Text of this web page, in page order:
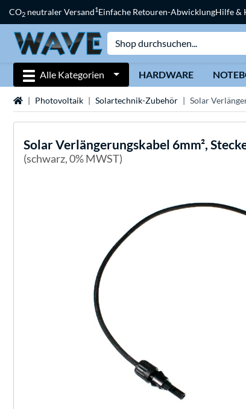
CO2 neutraler Versand1Einfache Retouren-AbwicklungHilfe &
Alle Kategorien HARDWARE
StartseitePhotovoltaik Solartechnik-Zubehör Solar
Solar Verlängerungskabel 6mm²,
(schwarz, 0% MWST)